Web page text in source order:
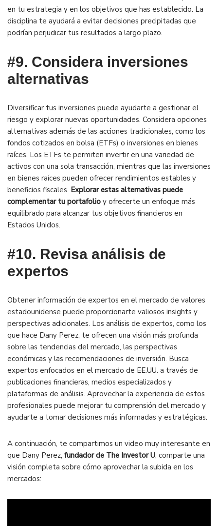
en tu estrategia y en los objetivos que has establecido. La
disciplina te ayudará a evitar decisiones precipitadas que
podrían perjudicar tus resultados a largo plazo.
#9. Considera inversiones
alternativas
Diversificar tus inversiones puede ayudarte a gestionar el
riesgo y explorar nuevas oportunidades. Considera opciones
alternativas además de las acciones tradicionales, como los
fondos cotizados en bolsa (ETFs) o inversiones en bienes
raíces. Los ETFs te permiten invertir en una variedad de
activos con una sola transacción, mientras que las inversiones
en bienes raíces pueden ofrecer rendimientos estables y
beneficios fiscales. Explorar estas alternativas puede
complementar tu portafolio y ofrecerte un enfoque más
equilibrado para alcanzar tus objetivos financieros en
Estados Unidos.
#10. Revisa análisis de
expertos
Obtener información de expertos en el mercado de valores
estadounidense puede proporcionarte valiosos insights y
perspectivas adicionales. Los análisis de expertos, como los
que hace Dany Perez, te ofrecen una visión más profunda
sobre las tendencias del mercado, las perspectivas
económicas y las recomendaciones de inversión. Busca
expertos enfocados en el mercado de EE.UU. a través de
publicaciones financieras, medios especializados y
plataformas de análisis. Aprovechar la experiencia de estos
profesionales puede mejorar tu comprensión del mercado y
ayudarte a tomar decisiones más informadas y estratégicas.
A continuación, te compartimos un video muy interesante en
que Dany Perez, fundador de The Investor U, comparte una
visión completa sobre cómo aprovechar la subida en los
mercados: